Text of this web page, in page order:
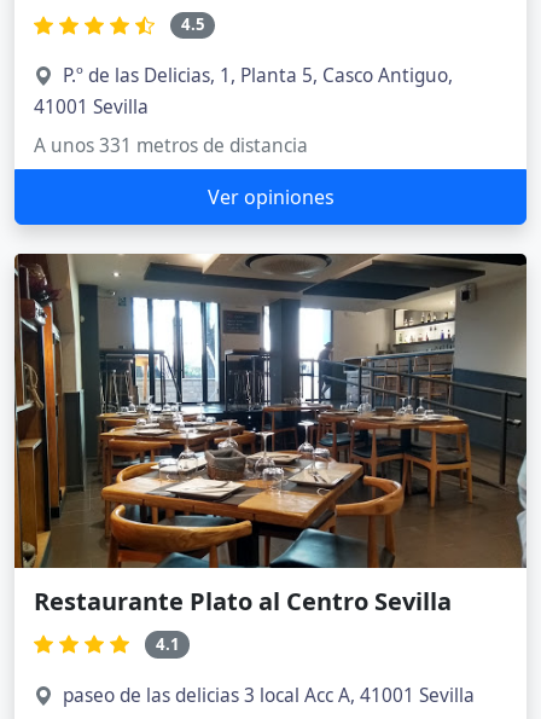
4.5
P.º de las Delicias, 1, Planta 5, Casco Antiguo,
41001 Sevilla
A unos 331 metros de distancia
Ver opiniones
Restaurante Plato al Centro Sevilla
4.1
paseo de las delicias 3 local Acc A, 41001 Sevilla